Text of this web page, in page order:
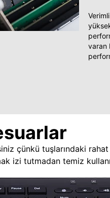
varan
çünkü tuşlarındaki
izi tutmadan temiz